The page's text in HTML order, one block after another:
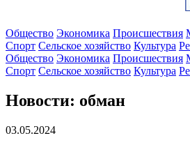
Общество Экономика Происшествия
Спорт Сельское хозяйство Культура
Общество Экономика Происшествия
Спорт Сельское хозяйство Культура
Новости: обман
03.05.2024